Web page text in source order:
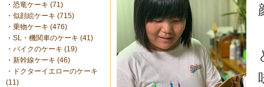
・ 恐竜ケーキ (71)
・ 似顔絵ケーキ (715)
・ 乗物ケーキ (476)
・ SL・機関車のケーキ (41)
・ バイクのケーキ (19)
・ 新幹線ケーキ (46)
・
ドクターイエローのケーキ
(11)